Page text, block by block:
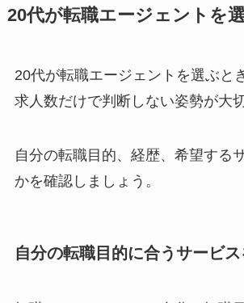
20代が転職エージェントを
20代が転職エージェントを選ぶと
求人数だけで判断しない姿勢が大切
自分の転職目的、経歴、希望する
かを確認しましょう。
自分の転職目的に合うサービ